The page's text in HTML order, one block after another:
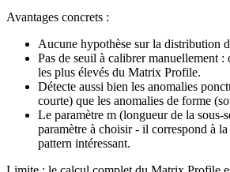
Avantages concrets :
Aucune hypothèse sur la distribution
Pas de seuil à calibrer manuellement :
les plus élevés du Matrix Profile.
Détecte aussi bien les anomalies
courte) que les anomalies de forme
Le paramètre m (longueur de la sous-
paramètre à choisir - il correspond à
pattern intéressant.